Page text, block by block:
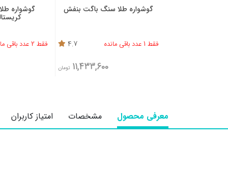
گوشواره طلا سنگ باگت بنفش
فقط 1 عدد باقی مانده 4.7
11,433,600 تومان
گوشواره
فقط 2 عدد باقی مانده
معرفی محصول مشخصات امتیاز کاربران